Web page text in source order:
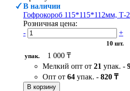
В наличии
Гофрокороб 115*115*112мм, Т-
Розничная цена:
-
+
10 шт.
упак.
1 000 ₸
Мелкий опт от 21 упак. -
Опт от 64 упак. - 820 ₸
В корзину